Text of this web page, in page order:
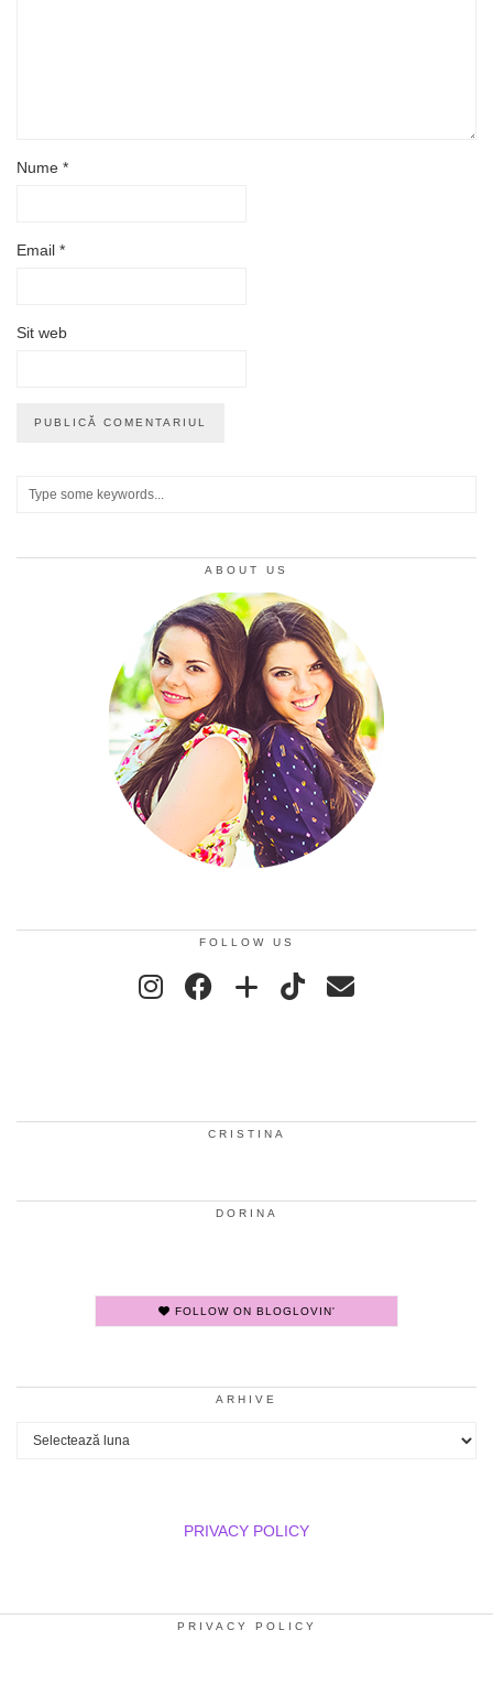
Nume *
Email *
Sit web
ABOUT US
FOLLOW US
CRISTINA
DORINA
FOLLOW ON BLOGLOVIN'
ARHIVE
Arhive
PRIVACY POLICY
PRIVACY POLICY